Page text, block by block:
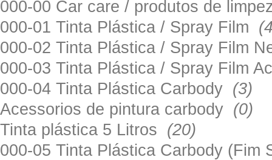
000-00 Car care / produtos de
000-01 Tinta Plástica / Spray Film
000-02 Tinta Plástica / Spray Film
000-03 Tinta Plástica / Spray Film
000-04 Tinta Plástica Carbody (3)
Acessorios de pintura carbody (0)
Tinta plástica 5 Litros (20)
000-05 Tinta Plástica Carbody